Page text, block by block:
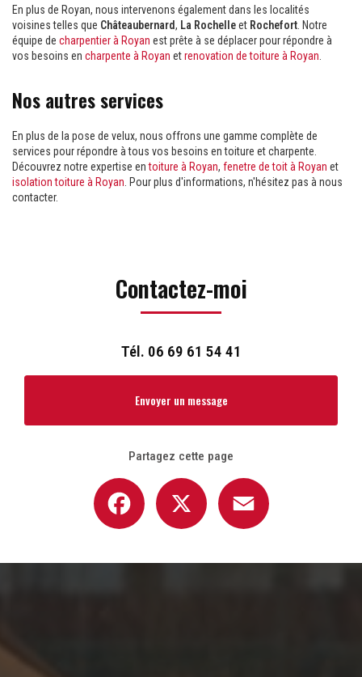
En plus de Royan, nous intervenons également dans les localités
voisines telles que Châteaubernard, La Rochelleet Rochefort. Notre
équipe de charpentier à Royan est prête à se déplacer pour répondre à
vos besoins en charpente à Royan etrenovation de toiture à Royan.
Nos autres services
En plus de la pose de velux, nous offrons une gamme complète de
services pour répondre à tous vos besoins en toiture et charpente.
Découvrez notre expertise entoiture à Royan, fenetre de toit à Royan et
isolation toiture à Royan. Pour plus d'informations, n'hésitez pas à nous
contacter.
Contactez-moi
Tél. 06 69 61 54 41
Envoyer un message
Partagez cette page
Facebook